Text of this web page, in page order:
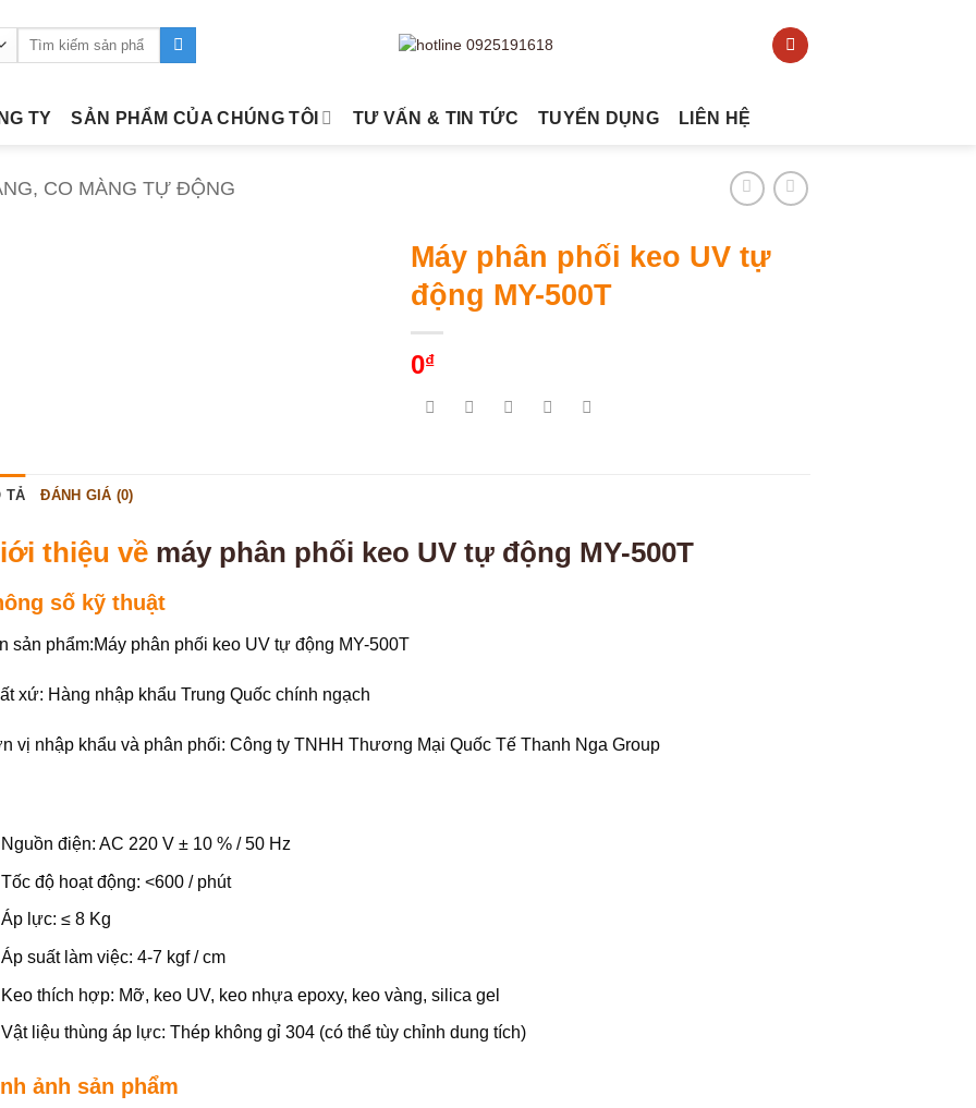
Tìm
TY SẢN PHẨM CỦA CHÚNG TÔI TƯ VẤN & TIN TỨC TUYỂN DỤNG LIÊN HỆ
CO MÀNG TỰ ĐỘNG
Máy phân phối keo UV tự
động MY-500T
0₫
TẢ ĐÁNH GIÁ (0)
thiệu về máy phân phối keo UV tự động MY-500T
số kỹ thuật
sản phẩm:Máy phân phối keo UV tự động MY-500T
xứ: Hàng nhập khẩu Trung Quốc chính ngạch
vị nhập khẩu và phân phối: Công ty TNHH Thương Mại Quốc Tế Thanh Nga Group
Nguồn điện: AC 220 V ± 10 % / 50 Hz
Tốc độ hoạt động: <600 / phút
Áp lực: ≤ 8 Kg
Áp suất làm việc: 4-7 kgf / cm
Keo thích hợp: Mỡ, keo UV, keo nhựa epoxy, keo vàng, silica gel
Vật liệu thùng áp lực: Thép không gỉ 304 (có thể tùy chỉnh dung tích)
ảnh sản phẩm